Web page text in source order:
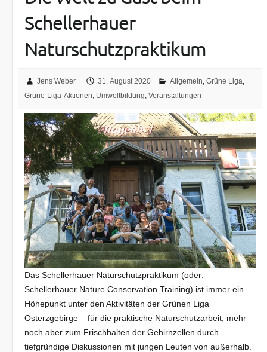
Schellerhauer
Naturschutzpraktikum
Jens Weber 31. August 2020 Allgemein,Grüne Liga,
Grüne-Liga-Aktionen, Umweltbildung,Veranstaltungen
Das Schellerhauer Naturschutzpraktikum (oder:
Schellerhauer Nature Conservation Training) ist immer ein
Höhepunkt unter den Aktivitäten der Grünen Liga
Osterzgebirge – für die praktische Naturschutzarbeit, mehr
noch aber zum Frischhalten der Gehirnzellen durch
tiefgründige Diskussionen mit jungen Leuten von außerhalb.